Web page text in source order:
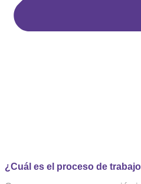
¿Cuál es el proceso de